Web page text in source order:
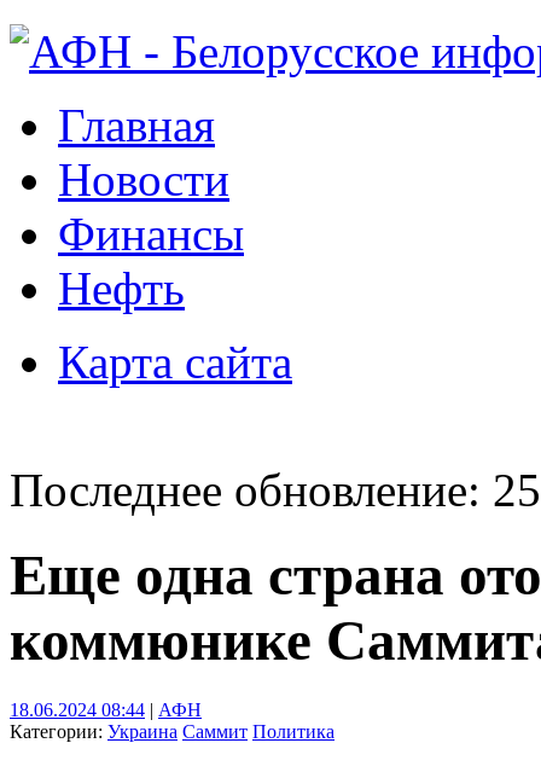
Главная
Новости
Финансы
Нефть
Карта сайта
Последнее обновление:
Еще одна страна
коммюнике
18.06.2024 08:44 | АФН
Категории: Украина Саммит Политика